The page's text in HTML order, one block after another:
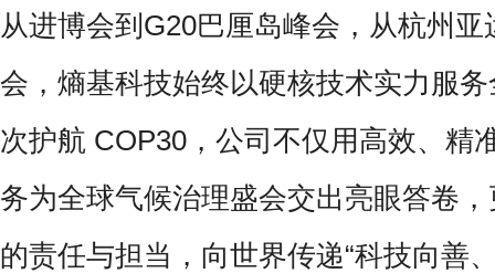
从进博会到G20巴厘岛峰会，从杭州亚
会，熵基科技始终以硬核技术实力服
次护航 COP30，公司不仅用高效、精
务为全球气候治理盛会交出亮眼答卷
的责任与担当，向世界传递“科技向善